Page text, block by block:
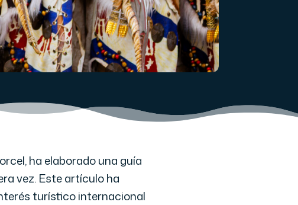
ha elaborado una guía
vez. Este artículo ha
turístico internacional